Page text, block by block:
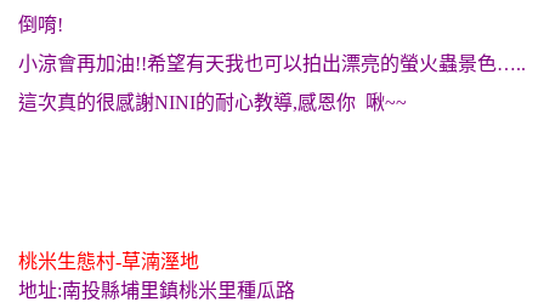
倒唷!
小涼會再加油!!希望有天我也可以拍出漂亮的螢火蟲景色…..
這次真的很感謝NINI的耐心教導,感恩你 啾~~
桃米生態村-草湳溼地
地址:南投縣埔里鎮桃米里種瓜路